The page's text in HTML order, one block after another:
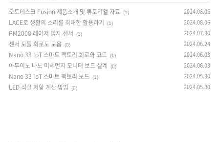
오토데스크 Fusion 제품소개 및 튜토리얼 자료
(1) 2024.08.06
LACE로 생활의 소리를 최대한 활용하기 (1) 2024.08.06
PM2008 레이저 입자 센서 (1) 2024.07.30
센서 모듈 회로도 모음 (0) 2024.06.24
Nano 33 IoT 스마트 팩토리 회로와 코드 (1) 2024.06.03
아두이노 나노 미세먼지 모니터 보드 설계 (0) 2024.06.03
Nano 33 IoT 스마트 팩토리 보드 (1) 2024.05.30
LED 직렬 저항 계산 방법 (0) 2024.05.30